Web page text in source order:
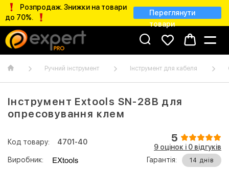
Розпродаж. Знижки на товари
до 70%.
Переглянути
товари
Ручний інструмент Інструмент для кабеля
Інструмент Extools SN-28B для
опресовування клем
Код товару: 4701-40 5
9 оцінок і 0 відгуків
Виробник:
Гарантія: 14 днів